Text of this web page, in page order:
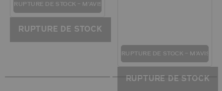
RUPTURE DE STOCK – M'AVISER
RUPTURE DE STOCK
RUPTURE DE STOCK – M'AVISER
RUPTURE DE STOCK